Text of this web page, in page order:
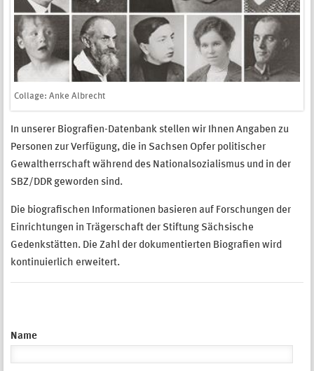
Collage: Anke Albrecht
In unserer Biografien-Datenbank stellen wir Ihnen Angaben zu
Personen zur Verfügung, die in Sachsen Opfer politischer
Gewaltherrschaft während des Nationalsozialismus und in der
SBZ/DDR geworden sind.
Die biografischen Informationen basieren auf Forschungen der
Einrichtungen in Trägerschaft der Stiftung Sächsische
Gedenkstätten. Die Zahl der dokumentierten Biografien wird
kontinuierlich erweitert.
Name